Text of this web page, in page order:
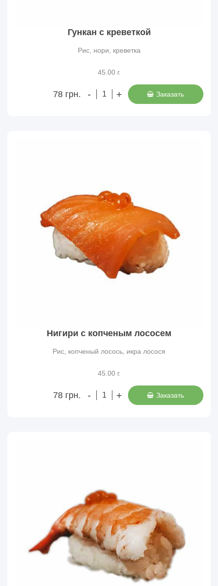
Гункан с креветкой
Рис, нори, креветка
45.00 г.
78 грн. - + Заказать
Нигири с копченым лососем
Рис, копченый лосось, икра лосося
45.00 г.
78 грн. - + Заказать